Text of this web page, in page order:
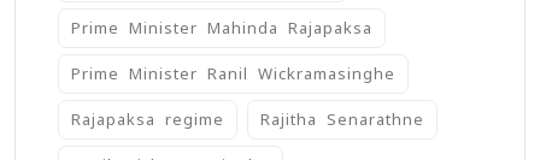
Prime Minister Mahinda Rajapaksa
Prime Minister Ranil Wickramasinghe
Rajapaksa regime Rajitha Senarathne